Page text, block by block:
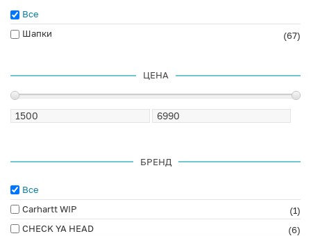
Все
Шапки
(67)
ЦЕНА
БРЕНД
Все
Carhartt WIP
(1)
CHECK YA HEAD
(6)